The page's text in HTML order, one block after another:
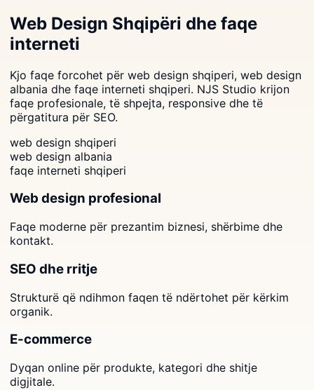
Web Design Shqipëri dhe faqe
interneti
Kjo faqe forcohet për web design shqiperi, web design
albania dhe faqe interneti shqiperi. NJS Studio krijon
faqe profesionale, të shpejta, responsive dhe të
përgatitura për SEO.
web design shqiperi
web design albania
faqe interneti shqiperi
Web design profesional
Faqe moderne për prezantim biznesi, shërbime dhe
kontakt.
SEO dhe rritje
Strukturë që ndihmon faqen të ndërtohet për kërkim
organik.
E-commerce
Dyqan online për produkte, kategori dhe shitje
digjitale.